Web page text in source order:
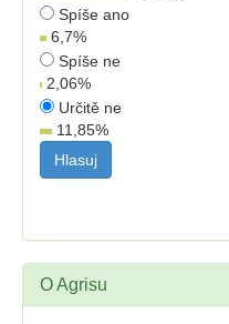
Spíše ano
6,7%
Spíše ne
2,06%
Určitě ne
11,85%
O Agrisu